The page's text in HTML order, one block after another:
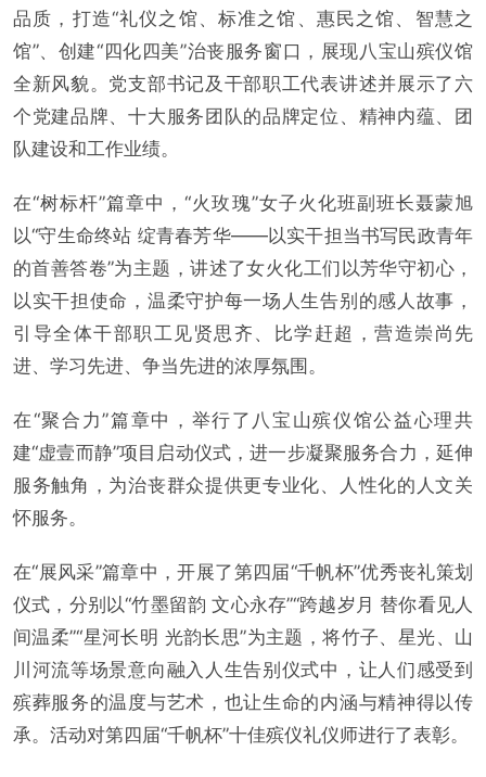
品质，打造“礼仪之馆、标准之馆、惠民之馆、智慧之
馆”、创建“四化四美”治丧服务窗口，展现八宝山殡仪馆
全新风貌。党支部书记及干部职工代表讲述并展示了六
个党建品牌、十大服务团队的品牌定位、精神内蕴、团
队建设和工作业绩。
在“树标杆”篇章中，“火玫瑰”女子火化班副班长聂蒙旭
以“守生命终站 绽青春芳华——以实干担当书写民政青年
的首善答卷”为主题，讲述了女火化工们以芳华守初心，
以实干担使命，温柔守护每一场人生告别的感人故事，
引导全体干部职工见贤思齐、比学赶超，营造崇尚先
进、学习先进、争当先进的浓厚氛围。
在“聚合力”篇章中，举行了八宝山殡仪馆公益心理共
建“虚壹而静”项目启动仪式，进一步凝聚服务合力，延伸
服务触角，为治丧群众提供更专业化、人性化的人文关
怀服务。
在“展风采”篇章中，开展了第四届“千帆杯”优秀丧礼策划
仪式，分别以“竹墨留韵 文心永存”“跨越岁月 替你看见人
间温柔”“星河长明 光韵长思”为主题，将竹子、星光、山
川河流等场景意向融入人生告别仪式中，让人们感受到
殡葬服务的温度与艺术，也让生命的内涵与精神得以传
承。活动对第四届“千帆杯”十佳殡仪礼仪师进行了表彰。